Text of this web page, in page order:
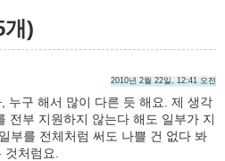
개)
2010년 2월 22일, 12:41 오전
누구 해서 많이 다른 듯 해요. 제 생각
전부 지원하지 않는다 해도 일부가 지
부를 전체처럼 써도 나쁠 건 없다 봐
처럼요.